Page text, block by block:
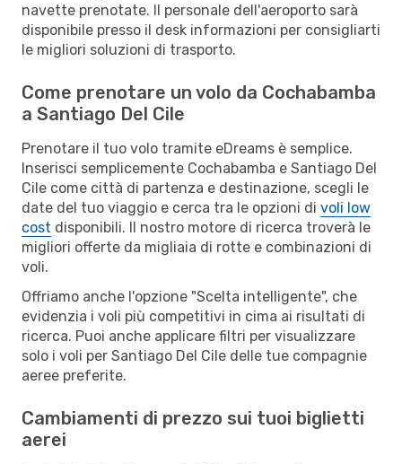
navette prenotate. Il personale dell'aeroporto sarà
disponibile presso il desk informazioni per consigliarti
le migliori soluzioni di trasporto.
Come prenotare un volo da Cochabamba
a Santiago Del Cile
Prenotare il tuo volo tramite eDreams è semplice.
Inserisci semplicemente Cochabamba e Santiago Del
Cile come città di partenza e destinazione, scegli le
date del tuo viaggio e cerca tra le opzioni di voli low
cost disponibili. Il nostro motore di ricerca troverà le
migliori offerte da migliaia di rotte e combinazioni di
voli.
Offriamo anche l'opzione "Scelta intelligente", che
evidenzia i voli più competitivi in cima ai risultati di
ricerca. Puoi anche applicare filtri per visualizzare
solo i voli per Santiago Del Cile delle tue compagnie
aeree preferite.
Cambiamenti di prezzo sui tuoi biglietti
aerei